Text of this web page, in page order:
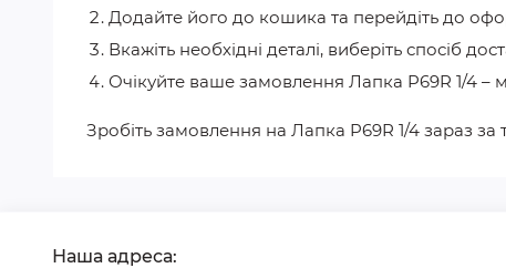
Додайте його до кошика та перейдіть до
Вкажіть необхідні деталі, виберіть спосіб
Очікуйте ваше замовлення Лапка P69R 1/4 –
Зробіть замовлення на Лапка P69R 1/4 зараз за
Наша адреса: